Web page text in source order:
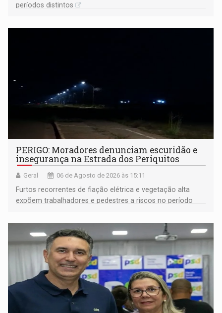
períodos distintos
PERIGO: Moradores denunciam escuridão e
insegurança na Estrada dos Periquitos
Geral 06 de Agosto de 2026 às 15:11
Furtos recorrentes de fiação elétrica e vegetação alta
expõem trabalhadores e pedestres a riscos no período